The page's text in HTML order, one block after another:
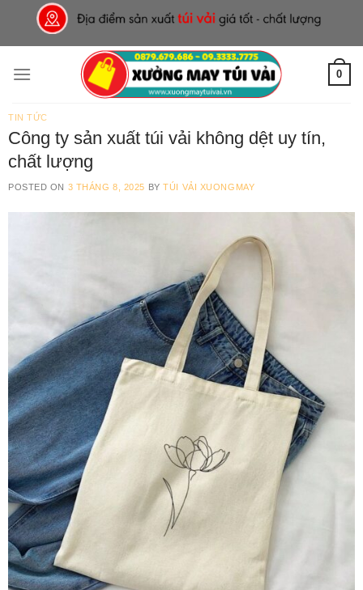
content
0
TIN TỨC
Công ty sản xuất túi vải không dệt uy tín,
chất lượng
POSTED ON 3 THÁNG 8, 2025 BYTÚI VẢI XUONGMAY